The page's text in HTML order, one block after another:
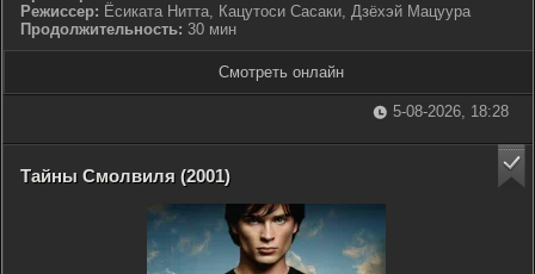
Режиссер: Ёсиката Нитта, Кацутоси Сасаки, Дзёхэй Мацуура
Продолжительность: 30 мин
Смотреть онлайн
5-08-2026, 18:28
Тайны Смолвиля (2001)